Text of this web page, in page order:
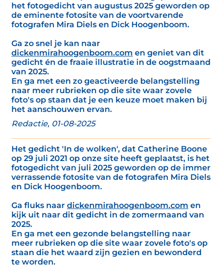
het fotogedicht van augustus 2025 geworden op
de eminente fotosite van de voortvarende
fotografen Mira Diels en Dick Hoogenboom.
Ga zo snel je kan naar
dickenmirahoogenboom.com en geniet van dit
gedicht én de fraaie illustratie in de oogstmaand
van 2025.
En ga met een zo geactiveerde belangstelling
naar meer rubrieken op die site waar zovele
foto's op staan dat je een keuze moet maken bij
het aanschouwen ervan.
Redactie, 01-08-2025
Het gedicht 'In de wolken', dat Catherine Boone
op 29 juli 2021 op onze site heeft geplaatst, is het
fotogedicht van juli 2025 geworden op de immer
verrassende fotosite van de fotografen Mira Diels
en Dick Hoogenboom.
Ga fluks naar dickenmirahoogenboom.com en
kijk uit naar dit gedicht in de zomermaand van
2025.
En ga met een gezonde belangstelling naar
meer rubrieken op die site waar zovele foto's op
staan die het waard zijn gezien en bewonderd
te worden.